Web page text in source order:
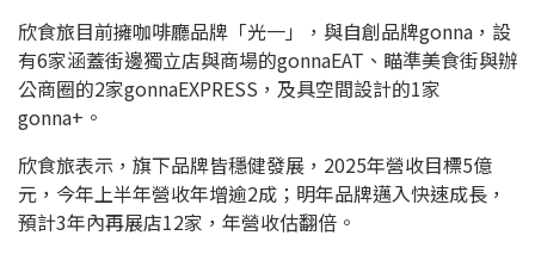
欣食旅目前擁咖啡廳品牌「光一」，與自創品牌gonna，設
有6家涵蓋街邊獨立店與商場的gonnaEAT、瞄準美食街與辦
公商圈的2家gonnaEXPRESS，及具空間設計的1家
gonna+。
欣食旅表示，旗下品牌皆穩健發展，2025年營收目標5億
元，今年上半年營收年增逾2成；明年品牌邁入快速成長，
預計3年內再展店12家，年營收估翻倍。